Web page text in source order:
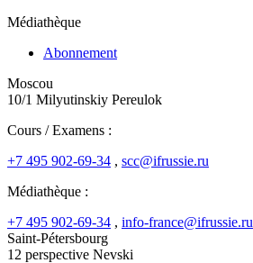
Médiathèque
Abonnement
Moscou
10/1 Milyutinskiy Pereulok
Cours / Examens :
+7 495 902-69-34 , scc@ifrussie.ru
Médiathèque :
+7 495 902-69-34 , info-france@ifrussie.ru
Saint-Pétersbourg
12 perspective Nevski